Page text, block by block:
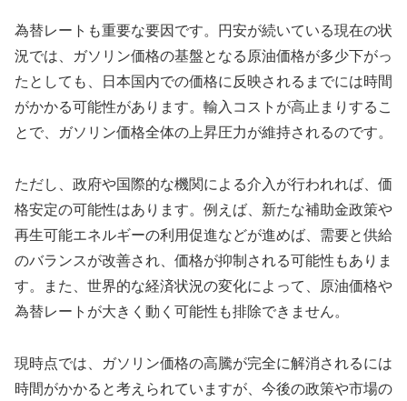
為替レートも重要な要因です。円安が続いている現在の状
況では、ガソリン価格の基盤となる原油価格が多少下がっ
たとしても、日本国内での価格に反映されるまでには時間
がかかる可能性があります。輸入コストが高止まりするこ
とで、ガソリン価格全体の上昇圧力が維持されるのです。
ただし、政府や国際的な機関による介入が行われれば、価
格安定の可能性はあります。例えば、新たな補助金政策や
再生可能エネルギーの利用促進などが進めば、需要と供給
のバランスが改善され、価格が抑制される可能性もありま
す。また、世界的な経済状況の変化によって、原油価格や
為替レートが大きく動く可能性も排除できません。
現時点では、ガソリン価格の高騰が完全に解消されるには
時間がかかると考えられていますが、今後の政策や市場の